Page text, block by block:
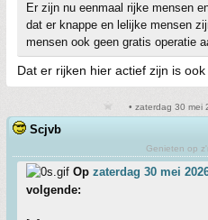
Er zijn nu eenmaal rijke mensen
dat er knappe en lelijke mensen
mensen ook geen gratis operatie
Dat er rijken hier actief zijn is ook
• zaterdag 30 mei
Scjvb
Genieten op
Op zaterdag 30 mei
volgende: